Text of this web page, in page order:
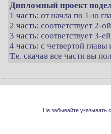
Дипломный проект
1 часть: от начла по 1-ю
2 часть: соответствует 2-
3 часть: соответствует 3-
4 часть: с четвертой
Т.е. скачав все части вы
Не забывайте указывать